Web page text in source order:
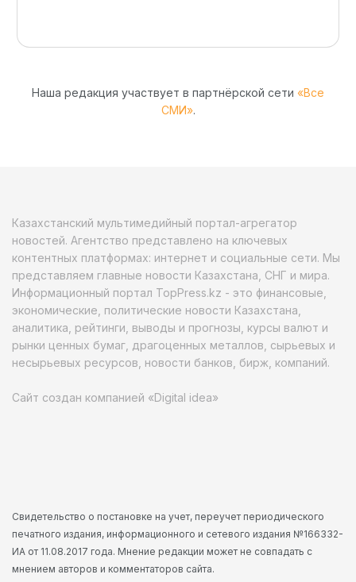
Наша редакция участвует в партнёрской сети «Все
СМИ».
Казахстанский мультимедийный портал-агрегатор
новостей. Агентство представлено на ключевых
контентных платформах: интернет и социальные сети. Мы
представляем главные новости Казахстана, СНГ и мира.
Информационный портал TopPress.kz - это финансовые,
экономические, политические новости Казахстана,
аналитика, рейтинги, выводы и прогнозы, курсы валют и
рынки ценных бумаг, драгоценных металлов, сырьевых и
несырьевых ресурсов, новости банков, бирж, компаний.
Сайт создан компанией «Digital idea»
Свидетельство о постановке на учет, переучет периодического
печатного издания, информационного и сетевого издания №166332-
ИА от 11.08.2017 года. Мнение редакции может не совпадать с
мнением авторов и комментаторов сайта.